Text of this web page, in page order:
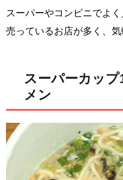
スーパーやコンビニでよ
売っているお店が多く、
スーパーカッ
メン